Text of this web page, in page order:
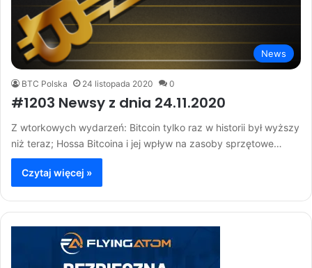
News
BTC Polska 24 listopada 2020 0
#1203 Newsy z dnia 24.11.2020
Z wtorkowych wydarzeń: Bitcoin tylko raz w historii był wyższy
niż teraz; Hossa Bitcoina i jej wpływ na zasoby sprzętowe…
Czytaj więcej »